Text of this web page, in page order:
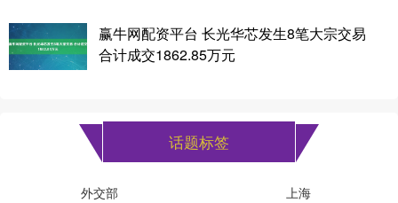
赢牛网配资平台 长光华芯发生8笔大宗交易
合计成交1862.85万元
话题标签
外交部
上海